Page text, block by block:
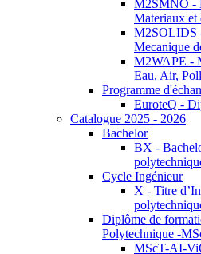
M2SMNO -
Materiaux et
M2SOLIDS
Mecanique
M2WAPE -
Eau, Air,
Programme
EuroteQ -
Catalogue 2025 - 2026
Bachelor
BX -
Cycle Ingénieur
X - Titre
Diplôme de
Polytechnique -
MScT-AI-